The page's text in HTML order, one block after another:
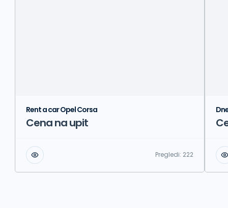
Rent a car Opel Corsa
Cena na upit
Pregledi: 222